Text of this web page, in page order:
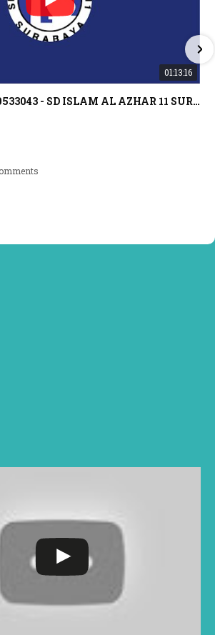
01:13:16
OSN-P 2026 | SD - 20533043 - SD ISLAM AL AZHAR 11 SURABAYA | IPA